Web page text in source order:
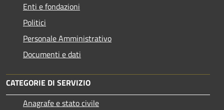
Enti e fondazioni
Politici
Personale Amministrativo
Documenti e dati
CATEGORIE DI SERVIZIO
Anagrafe e stato civile